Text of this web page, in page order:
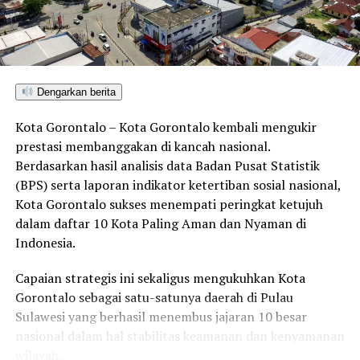
Dengarkan berita
Kota Gorontalo – Kota Gorontalo kembali mengukir
prestasi membanggakan di kancah nasional.
Berdasarkan hasil analisis data Badan Pusat Statistik
(BPS) serta laporan indikator ketertiban sosial nasional,
Kota Gorontalo sukses menempati peringkat ketujuh
dalam daftar 10 Kota Paling Aman dan Nyaman di
Indonesia.
Capaian strategis ini sekaligus mengukuhkan Kota
Gorontalo sebagai satu-satunya daerah di Pulau
Sulawesi yang berhasil menembus jajaran 10 besar
nasional dalam hal stabilitas keamanan dan kenyamanan